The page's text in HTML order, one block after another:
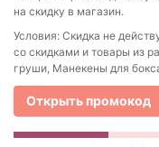
на скидку в магазин.
Условия: Скидка не
со скидками и товары из
груши, Манекены для
Открыть промокод